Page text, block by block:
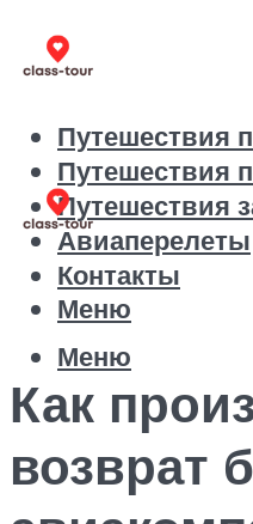
Путешествия
Путешествия
Путешествия
Авиаперелеты
Контакты
Меню
Меню
Как
возврат